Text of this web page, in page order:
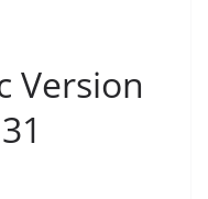
Version